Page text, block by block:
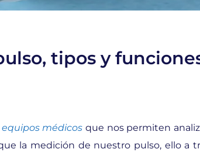
tipos y
equipos médicos que nos permiten
la medición de nuestro pulso, ello a